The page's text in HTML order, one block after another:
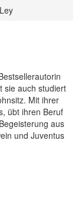
sie auch studiert
Mit ihrer
übt ihren Beruf
aus
und Juventus